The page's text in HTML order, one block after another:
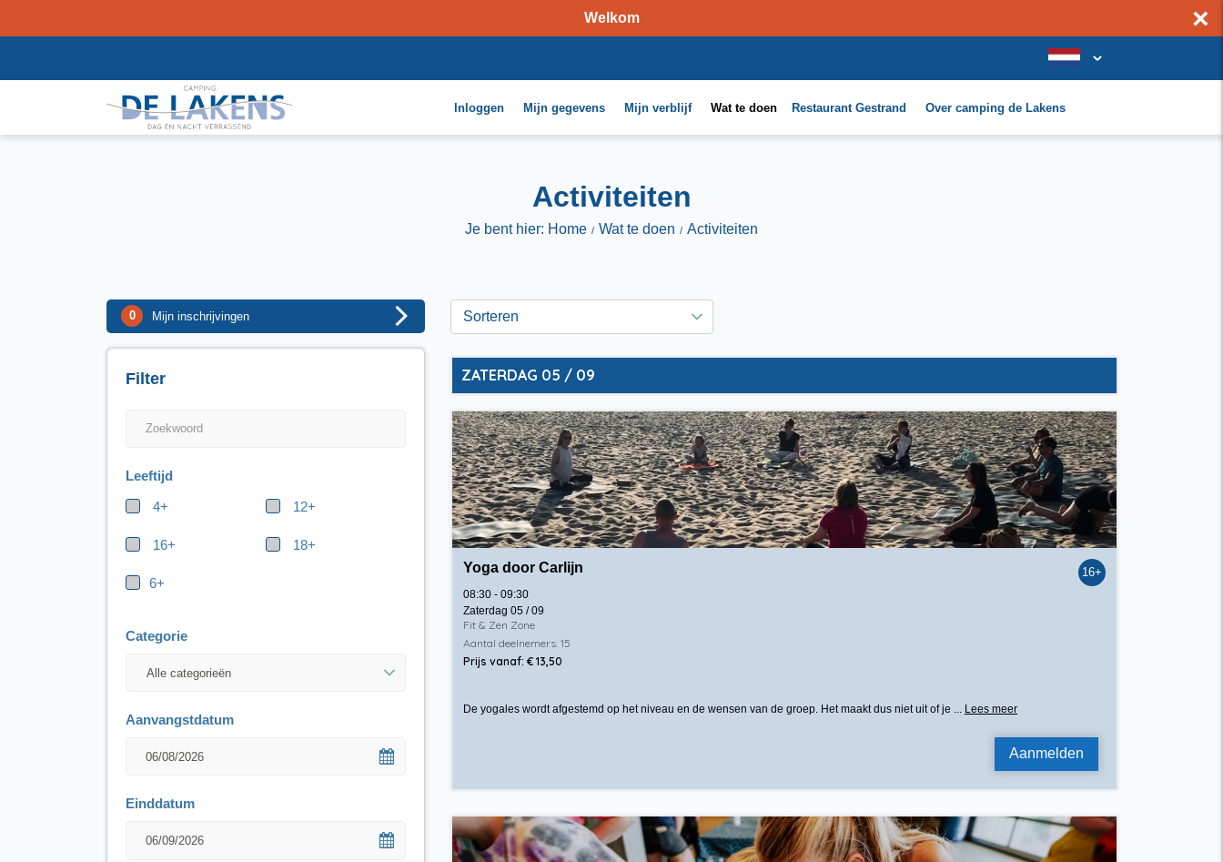
Welkom ×
Inloggen Mijn gegevens Mijn verblijf Wat te doen Restaurant Gestrand Over camping de Lakens
Activiteiten
Je bent hier: Home Wat te doen Activiteiten
0 Mijn inschrijvingen
Filter
Leeftijd
4+
12+
16+ 18+
6+
Categorie
Aanvangstdatum
Einddatum
ZATERDAG 05 / 09
Yoga door Carlijn
08:30 - 09:30
Zaterdag 05 / 09
Fit & Zen Zone
Aantal deelnemers: 15
Prijs vanaf: € 13,50
16+
De yogales wordt afgestemd op het niveau en de wensen van de groep. Het maakt dus niet uit of je ... Lees meer
Aanmelden